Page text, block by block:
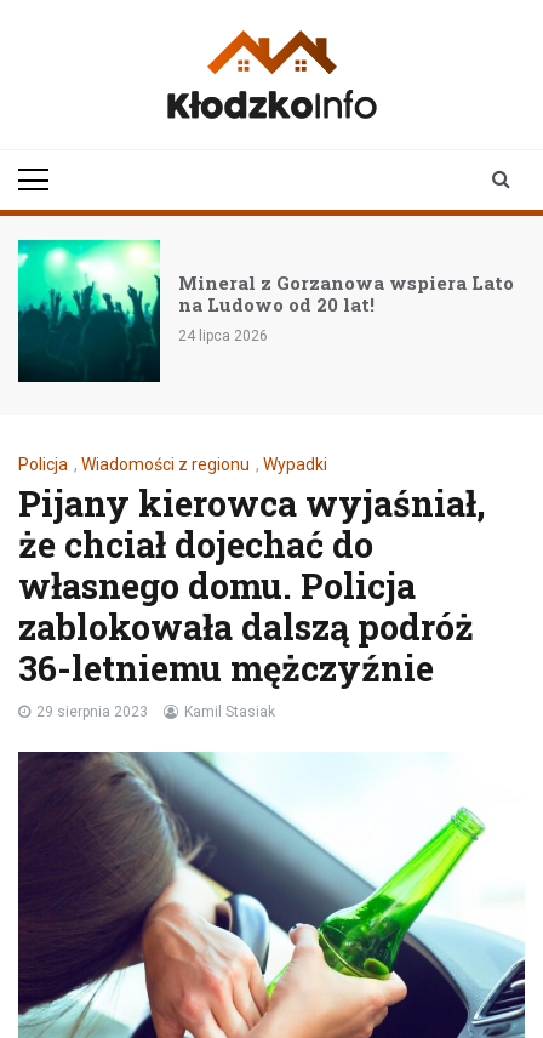
Mineral z Gorzanowa wspiera Lato
na Ludowo od 20 lat!
24 lipca 2026
Policja , Wiadomości z regionu , Wypadki
Pijany kierowca wyjaśniał,
że chciał dojechać do
własnego domu. Policja
zablokowała dalszą podróż
36-letniemu mężczyźnie
29 sierpnia 2023 Kamil Stasiak